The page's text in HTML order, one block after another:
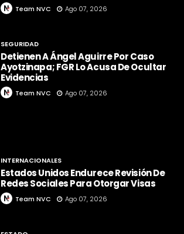
Team NVC Ago 07, 2026
SEGURIDAD
Detienen A Ángel Aguirre Por Caso
Ayotzinapa; FGR Lo Acusa De Ocultar
Evidencias
Team NVC Ago 07, 2026
INTERNACIONALES
Estados Unidos Endurece Revisión De
Redes Sociales Para Otorgar Visas
Team NVC Ago 07, 2026